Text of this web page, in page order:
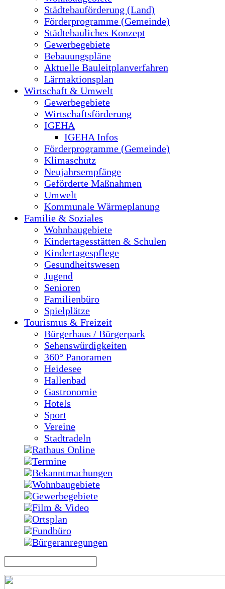
Städtebauförderung (Land)
Förderprogramme (Gemeinde)
Städtebauliches Konzept
Gewerbegebiete
Bebauungspläne
Aktuelle Bauleitplanverfahren
Lärmaktionsplan
Wirtschaft & Umwelt
Gewerbegebiete
Wirtschaftsförderung
IGEHA
IGEHA Infos
Förderprogramme (Gemeinde)
Klimaschutz
Neujahrsempfänge
Geförderte Maßnahmen
Umwelt
Kommunale Wärmeplanung
Familie & Soziales
Wohnbaugebiete
Kindertagesstätten & Schulen
Kindertagespflege
Gesundheitswesen
Jugend
Senioren
Familienbüro
Spielplätze
Tourismus & Freizeit
Bürgerhaus / Bürgerpark
Sehenswürdigkeiten
360° Panoramen
Heidesee
Hallenbad
Gastronomie
Hotels
Sport
Vereine
Stadtradeln
Rathaus Online
Termine
Bekanntmachungen
Wohnbaugebiete
Gewerbegebiete
Film & Video
Ortsplan
Fundbüro
Bürgeranregungen